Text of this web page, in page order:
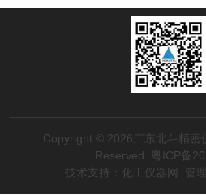
Copyright © 2026广东北斗精密
Reserved
粤ICP备
技术支持： 化工仪器网 管